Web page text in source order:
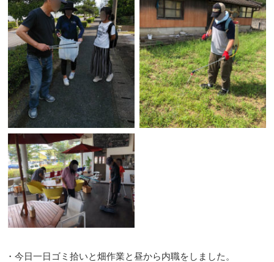
・今日一日ゴミ拾いと畑作業と昼から内職をしました。